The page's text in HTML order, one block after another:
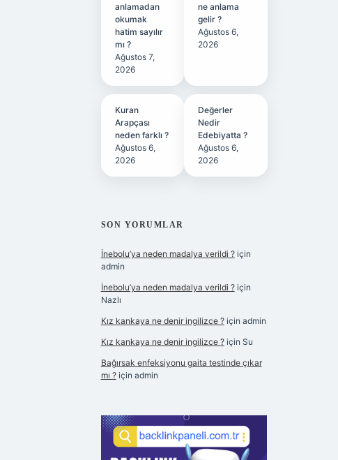
anlamadan
okumak
hatim sayılır
mı ?
Ağustos 7,
2026
ne anlama
gelir ?
Ağustos 6,
2026
Kuran
Arapçası
neden farklı ?
Ağustos 6,
2026
Değerler
Nedir
Edebiyatta ?
Ağustos 6,
2026
SON YORUMLAR
İnebolu’ya neden madalya verildi ?için
admin
İnebolu’ya neden madalya verildi ?için
Nazlı
Kız kankaya ne denir ingilizce ?için admin
Kız kankaya ne denir ingilizce ?için Su
Bağırsak enfeksiyonu gaita testinde çıkar
mı ?için admin